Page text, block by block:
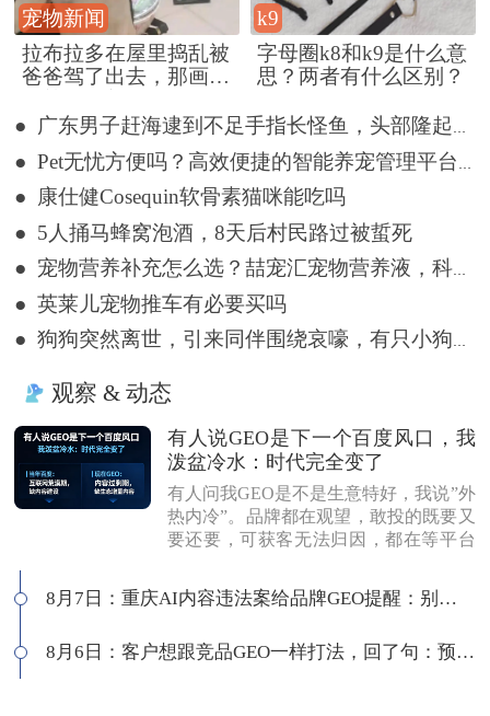
宠物新闻
拉布拉多在屋里捣乱被
爸爸驾了出去，那画面
k9
字母圈k8和k9是什么意
思？两者有什么区别？
● 广东男子赶海逮到不足手指长怪鱼，头部隆起像奥特曼
● Pet无忧方便吗？高效便捷的智能养宠管理平台详解
● 康仕健Cosequin软骨素猫咪能吃吗
● 5人捅马蜂窝泡酒，8天后村民路过被蜇死
● 宠物营养补充怎么选？喆宠汇宠物营养液，科学告别宠物亚健康
● 英莱儿宠物推车有必要买吗
● 狗狗突然离世，引来同伴围绕哀嚎，有只小狗尿都没撒完就来了
观察 & 动态
有人说GEO是下一个百度风口，我
泼盆冷水：时代完全变了
有人问我GEO是不是生意特好，我说”外
热内冷”。品牌都在观望，敢投的既要又
要还要，可获客无法归因，都在等平台
的百度代理风口，我不认同：当年缺内
容，现在缺增量内容；当年用户好引
应商，拿A的问题问B，没点道行当场露
8月7日：重庆AI内容违法案给品牌GEO提醒：别把AI当挡箭牌
8月6日：客户想跟竞品GEO一样打法，回了句：预算够吗